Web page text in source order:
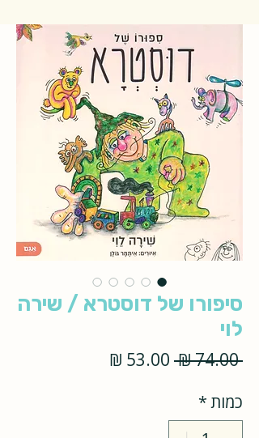
סיפורו של דוסטרא / שירה
לוי
‏74.00 ‏₪
מחיר
כמות*